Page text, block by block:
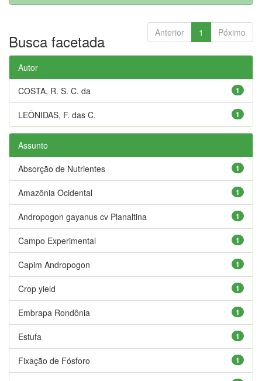
Anterior 1 Póximo
Busca facetada
Autor
1
COSTA, R. S. C. da
1
LEÔNIDAS, F. das C.
Assunto
1
Absorção de Nutrientes
1
Amazônia Ocidental
1
Andropogon gayanus cv Planaltina
1
Campo Experimental
1
Capim Andropogon
1
Crop yield
1
Embrapa Rondônia
1
Estufa
1
Fixação de Fósforo